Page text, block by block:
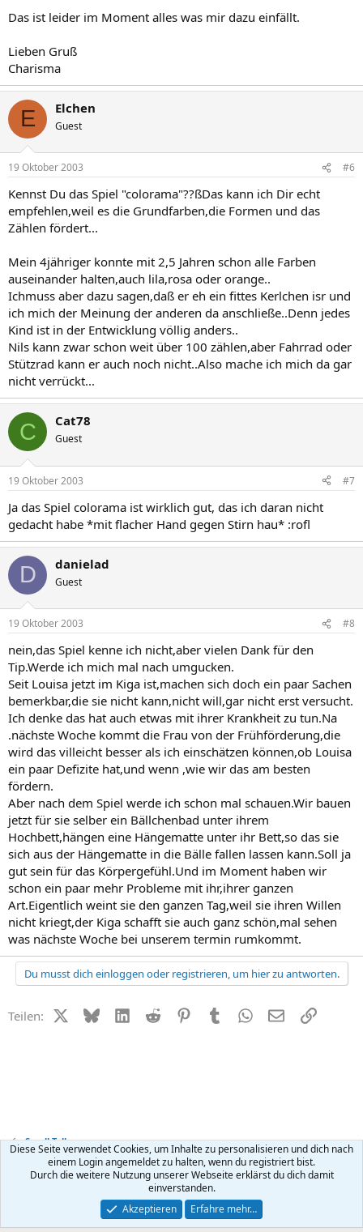
Das ist leider im Moment alles was mir dazu einfällt.
Lieben Gruß
Charisma
E Elchen
Guest
19 Oktober 2003 #6
Kennst Du das Spiel "colorama"??ßDas kann ich Dir echt
empfehlen,weil es die Grundfarben,die Formen und das
Zählen fördert...
Mein 4jähriger konnte mit 2,5 Jahren schon alle Farben
auseinander halten,auch lila,rosa oder orange..
Ichmuss aber dazu sagen,daß er eh ein fittes Kerlchen isr und
ich mich der Meinung der anderen da anschließe..Denn jedes
Kind ist in der Entwicklung völlig anders..
Nils kann zwar schon weit über 100 zählen,aber Fahrrad oder
Stützrad kann er auch noch nicht..Also mache ich mich da gar
nicht verrückt...
C Cat78
Guest
19 Oktober 2003 #7
Ja das Spiel colorama ist wirklich gut, das ich daran nicht
gedacht habe *mit flacher Hand gegen Stirn hau* :rofl
D danielad
Guest
19 Oktober 2003 #8
nein,das Spiel kenne ich nicht,aber vielen Dank für den
Tip.Werde ich mich mal nach umgucken.
Seit Louisa jetzt im Kiga ist,machen sich doch ein paar Sachen
bemerkbar,die sie nicht kann,nicht will,gar nicht erst versucht.
Ich denke das hat auch etwas mit ihrer Krankheit zu tun.Na
.nächste Woche kommt die Frau von der Frühförderung,die
wird das villeicht besser als ich einschätzen können,ob Louisa
ein paar Defizite hat,und wenn ,wie wir das am besten
fördern.
Aber nach dem Spiel werde ich schon mal schauen.Wir bauen
jetzt für sie selber ein Bällchenbad unter ihrem
Hochbett,hängen eine Hängematte unter ihr Bett,so das sie
sich aus der Hängematte in die Bälle fallen lassen kann.Soll ja
gut sein für das Körpergefühl.Und im Moment haben wir
schon ein paar mehr Probleme mit ihr,ihrer ganzen
Art.Eigentlich weint sie den ganzen Tag,weil sie ihren Willen
nicht kriegt,der Kiga schafft sie auch ganz schön,mal sehen
was nächste Woche bei unserem termin rumkommt.
Du musst dich einloggen oder registrieren, um hier zu antworten.
Teilen: X (Twitter)
BlueskyLinkedIn
Reddit PinterestTumblr WhatsApp
E-MailLink
Small Talk
Kontakt Nutzungsbedingungen Datenschutz Hilfe
R
Community platform by XenForo ® © 2010-2026 XenForo Ltd.
Diese Seite verwendet Cookies, um Inhalte zu personalisieren und dich nach
einem Login angemeldet zu halten, wenn du registriert bist.
Durch die weitere Nutzung unserer Webseite erklärst du dich damit
einverstanden.
Akzeptieren
Erfahre mehr…